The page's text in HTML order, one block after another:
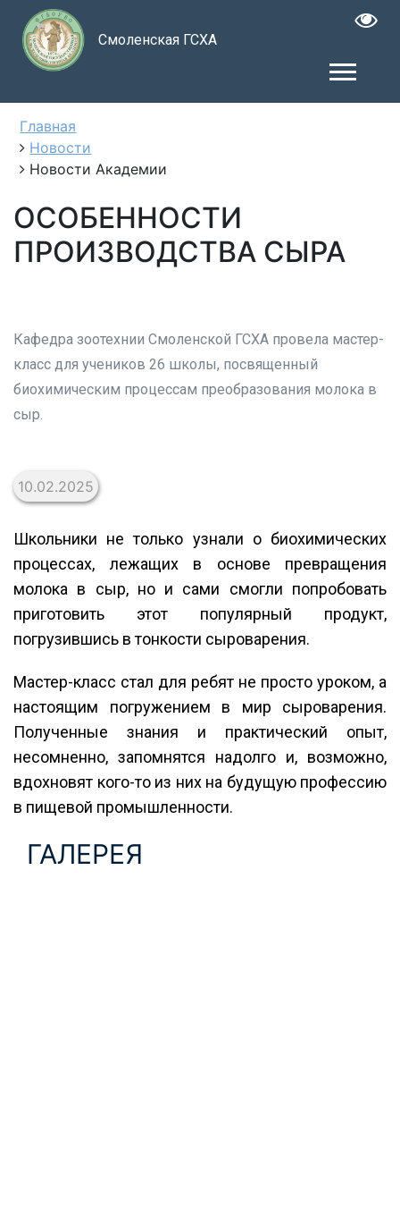
Смоленская ГСХА
Главная
Новости
Новости Академии
ОСОБЕННОСТИ
ПРОИЗВОДСТВА СЫРА
Кафедра зоотехнии Смоленской ГСХА провела мастер-
класс для учеников 26 школы, посвященный
биохимическим процессам преобразования молока в
сыр.
10.02.2025
Школьники не только узнали о биохимических
процессах, лежащих в основе превращения
молока в сыр, но и сами смогли попробовать
приготовить этот популярный продукт,
погрузившись в тонкости сыроварения.
Мастер-класс стал для ребят не просто уроком, а
настоящим погружением в мир сыроварения.
Полученные знания и практический опыт,
несомненно, запомнятся надолго и, возможно,
вдохновят кого-то из них на будущую профессию
в пищевой промышленности.
ГАЛЕРЕЯ